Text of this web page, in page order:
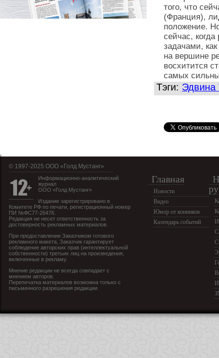
того, что
(Франция),
положение.
сейчас,
задачами,
на вершине
восхитится
самых
Тэги: Эдвина
© 1997-2025 OOO «Голд Мустанг»
Информационно-аналитический
журнал
ООО «Голд Мустанг»
Издание зарегистрировано в
Комитете РФ по печати, регистрационный номер
ПИ №ФС77-26476.
Редакция не несет ответственность за
достоверность рекламных материалов.
При предоставлении Заказчиком готового
рекламного макета, Заказчик гарантирует
соблюдение авторских прав (интеллектуальной
собственности) третьих лиц на произведения,
включенные в рекламу.
Мнение редакции не всегда совпадает с
мнением авторов.
Перепечатка материалов возможна только с
письменного разрешения редакции.
Главная
Новости
Видео
Юмор от конников
Календарь событий